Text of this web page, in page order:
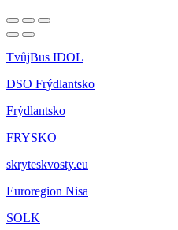
TvůjBus IDOL
DSO Frýdlantsko
Frýdlantsko
FRYSKO
skryteskvosty.eu
Euroregion Nisa
SOLK